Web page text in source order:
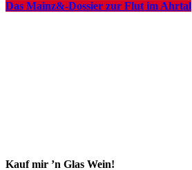
Das Mainz&-Dossier zur Flut im Ahrtal
Kauf mir ’n Glas Wein!